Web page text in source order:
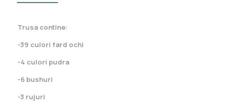
Trusa contine:
-39 culori fard ochi
-4 culori pudra
-6 bushuri
-3 rujuri